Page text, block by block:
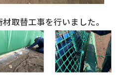
取替工事を行いました。